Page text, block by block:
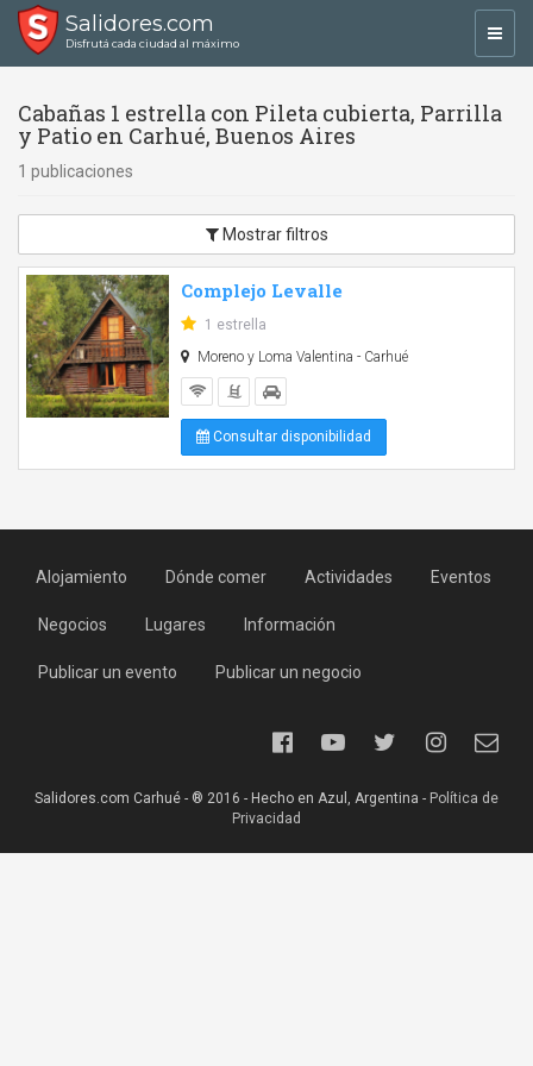
Salidores.com
Disfrutá cada ciudad al máximo
Cabañas 1 estrella con Pileta cubierta, Parrilla
y Patio en Carhué, Buenos Aires
1 publicaciones
Mostrar filtros
Complejo Levalle
1 estrella
Moreno y Loma Valentina - Carhué
Consultar disponibilidad
Alojamiento Dónde comer Actividades Eventos
Negocios Lugares Información
Publicar un evento Publicar un negocio
Salidores.com Carhué - ® 2016 - Hecho en Azul, Argentina - Política de
Privacidad